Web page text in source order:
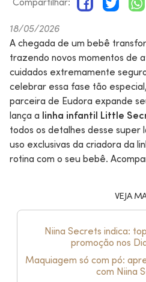
18/05/2026
A chegada de um bebê
trazendo novos momentos de
cuidados extremamente
celebrar essa fase tão
parceira de Eudora expande
lança a linha infantil Little
todos os detalhes desse super
uso exclusivas da criadora da
rotina com o seu bebê.
VEJA
Niina Secrets indica:
promoção nos
Maquiagem só com pó:
com Niina